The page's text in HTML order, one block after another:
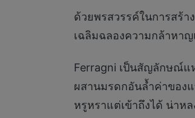
ด้วยพรสวรรค์ในการสร้
เฉลิมฉลองความกล้าหา
Ferragni เป็นสัญลักษณ์แ
ผสานมรดกอันล้ำค่าของ
หรูหราแต่เข้าถึงได้ น่าห